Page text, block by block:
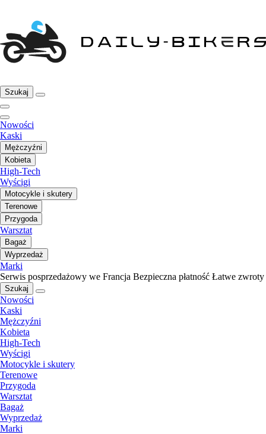
Szukaj
Nowości
Kaski
Mężczyźni
Kobieta
High-Tech
Wyścigi
Motocykle i skutery
Terenowe
Przygoda
Warsztat
Bagaż
Wyprzedaż
Marki
Serwis posprzedażowy we Francja Bezpieczna płatność Łatwe zwroty
Szukaj
Nowości
Kaski
Mężczyźni
Kobieta
High-Tech
Wyścigi
Motocykle i skutery
Terenowe
Przygoda
Warsztat
Bagaż
Wyprzedaż
Marki